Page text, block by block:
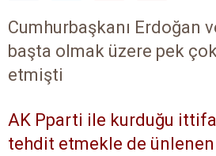
Cumhurbaşkanı Erdoğan
başta olmak üzere pek
etmişti
AK Pparti ile kurduğu
tehdit etmekle de ünlenen